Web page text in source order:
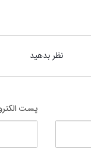
نظر بدهید
پست